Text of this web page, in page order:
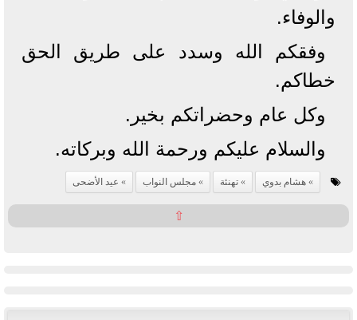
والوفاء.
وفقكم الله وسدد على طريق الحق
خطاكم.
وكل عام وحضراتكم بخير.
والسلام عليكم ورحمة الله وبركاته.
هشام بدوي تهنئة مجلس النواب عيد الأضحى
⇧